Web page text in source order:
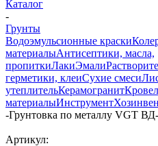
Каталог
-
Грунты
Водоэмульсионные краски
материалыАнтисептики, масла,
пропиткиЛакиЭмали
герметики, клеиСухие смеси
утеплительКерамогранит
материалыИнструмент
-Грунтовка по металлу VGT
Артикул: